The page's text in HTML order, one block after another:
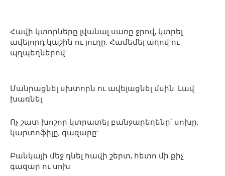
Հավի կտորները լվանալ սառը ջրով, կտրել
ավելորդ կաշին ու յուղը: Համեմել աղով ու
պղպեղներով:
Մանրացնել սխտորն ու ավելացնել մսին: Լավ
խառնել:
Ոչ շատ խոշոր կտրատել բանջարեղենը՝ սոխը,
կարտոֆիլը, գազարը:
Բանկայի մեջ դնել հավի շերտ, հետո մի քիչ
գազար ու սոխ: